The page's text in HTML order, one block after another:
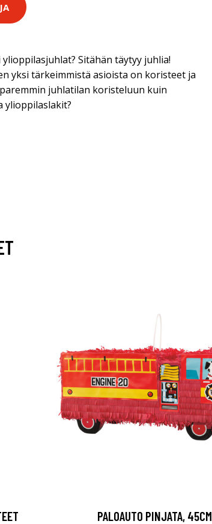
ylioppilasjuhlat? Sitähän täytyy juhlia!
yksi tärkeimmistä asioista on koristeet ja
juhlatilan koristeluun kuin
ylioppilaslakit?
PALOAUTO PINJATA, 45CM